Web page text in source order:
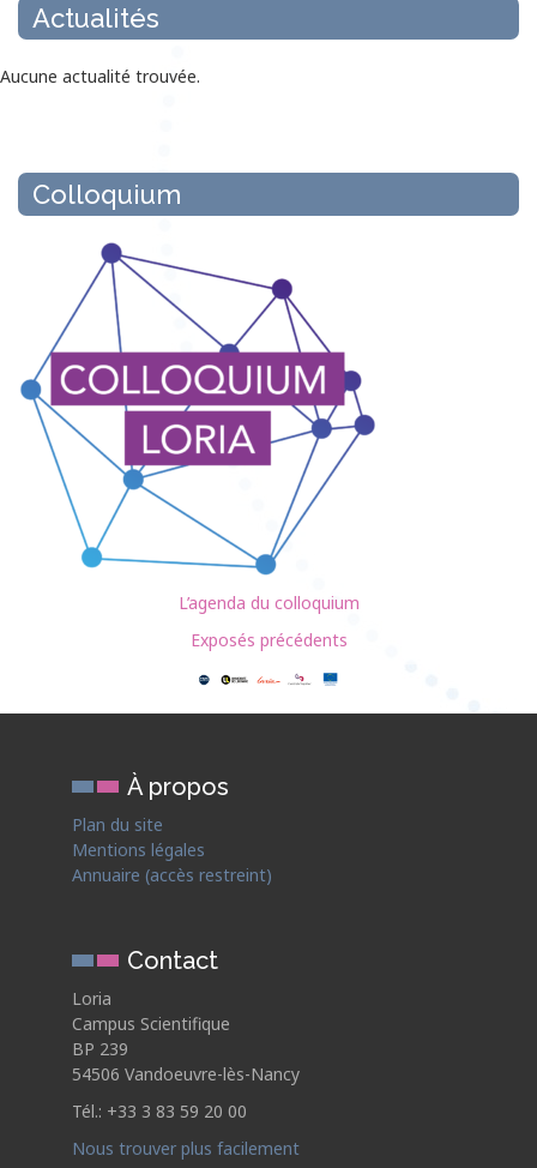
Actualités
Aucune actualité trouvée.
Colloquium
L’agenda du colloquium
Exposés précédents
À propos
Plan du site
Mentions légales
Annuaire (accès restreint)
Contact
Loria
Campus Scientifique
BP 239
54506 Vandoeuvre-lès-Nancy
Tél.: +33 3 83 59 20 00
Nous trouver plus facilement